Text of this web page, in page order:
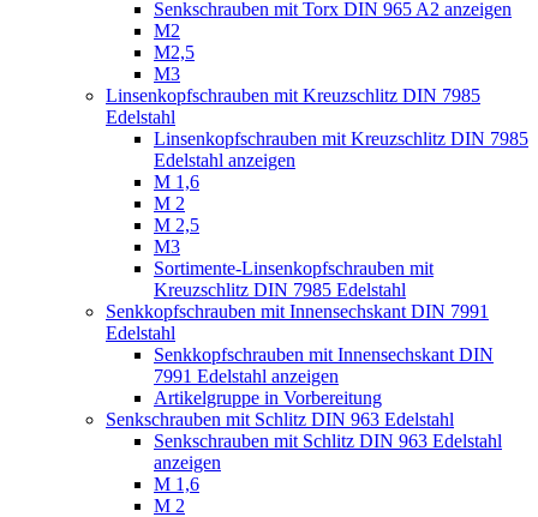
Senkschrauben mit Torx DIN 965 A2 anzeigen
M2
M2,5
M3
Linsenkopfschrauben mit Kreuzschlitz DIN 7985
Edelstahl
Linsenkopfschrauben mit Kreuzschlitz DIN 7985
Edelstahl anzeigen
M 1,6
M 2
M 2,5
M3
Sortimente-Linsenkopfschrauben mit
Kreuzschlitz DIN 7985 Edelstahl
Senkkopfschrauben mit Innensechskant DIN 7991
Edelstahl
Senkkopfschrauben mit Innensechskant DIN
7991 Edelstahl anzeigen
Artikelgruppe in Vorbereitung
Senkschrauben mit Schlitz DIN 963 Edelstahl
Senkschrauben mit Schlitz DIN 963 Edelstahl
anzeigen
M 1,6
M 2